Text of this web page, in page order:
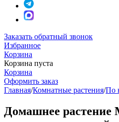
Заказать обратный звонок
Избранное
Корзина
Корзина пуста
Корзина
Оформить заказ
Главная/Комнатные растения/По
Домашнее растение